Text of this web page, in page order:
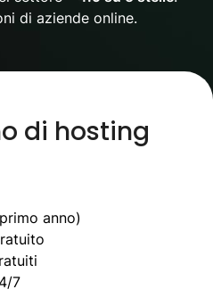
di aziende online.
di hosting
anno)
7